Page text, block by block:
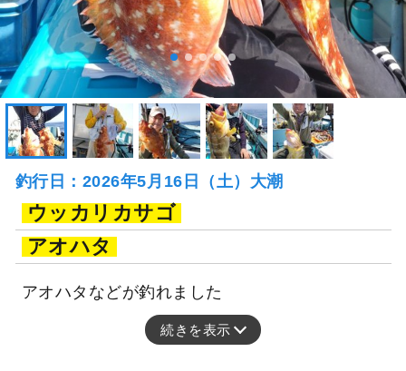
釣行日：2026年5月16日（土）大潮
ウッカリカサゴ
アオハタ
アオハタなどが釣れました
続きを表示